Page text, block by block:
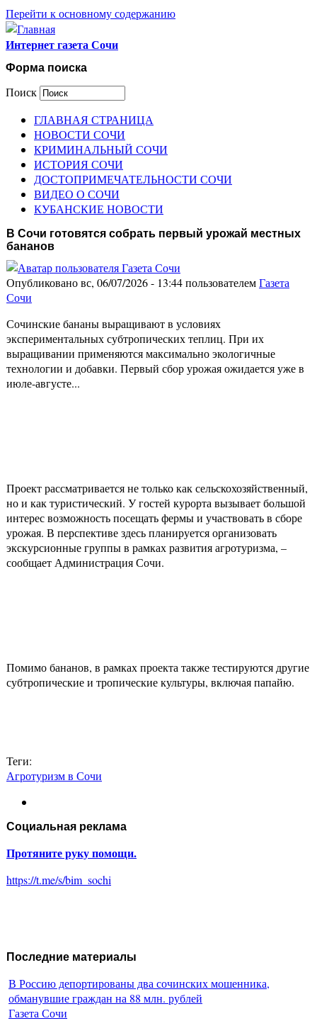
Перейти к основному содержанию
Интернет газета Сочи
Форма поиска
Поиск
ГЛАВНАЯ СТРАНИЦА
НОВОСТИ СОЧИ
КРИМИНАЛЬНЫЙ СОЧИ
ИСТОРИЯ СОЧИ
ДОСТОПРИМЕЧАТЕЛЬНОСТИ СОЧИ
ВИДЕО О СОЧИ
КУБАНСКИЕ НОВОСТИ
В Сочи готовятся собрать первый урожай местных
бананов
Опубликовано вс, 06/07/2026 - 13:44 пользователемГазета
Сочи
Сочинские бананы выращивают в условиях
экспериментальных субтропических теплиц. При их
выращивании применяются максимально экологичные
технологии и добавки. Первый сбор урожая ожидается уже в
июле-августе...
Проект рассматривается не только как сельскохозяйственный,
но и как туристический. У гостей курорта вызывает большой
интерес возможность посещать фермы и участвовать в сборе
урожая. В перспективе здесь планируется организовать
экскурсионные группы в рамках развития агротуризма, –
сообщает Администрация Сочи.
Помимо бананов, в рамках проекта также тестируются другие
субтропические и тропические культуры, включая папайю.
Теги:
Агротуризм в Сочи
Социальная реклама
Протяните руку помощи.
https://t.me/s/bim_sochi
Последние материалы
В Россию депортированы два сочинских мошенника,
обманувшие граждан на 88 млн. рублей
Газета Сочи